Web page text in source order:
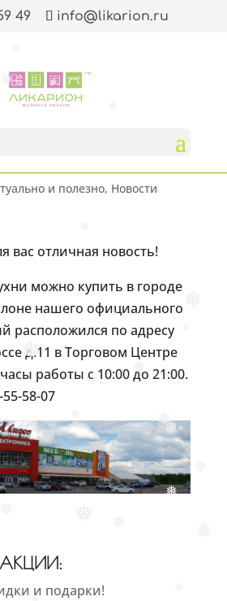
❅
❅
❅
❅
❅
❅
❅
❅
❅
❅
❅
49 info@likarion.ru
и полезно, Новости
вас отличная новость!
можно купить в городе
нашего официального
расположился по адресу
д.11 в Торговом Центре
работы с 10:00 до 21:00.
58-07
и подарки!